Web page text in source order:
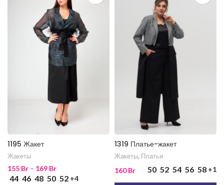
1195 Жакет
Жакеты
155 Br – 169 Br
44 46 48 50 52 +4
1319 Платье-жакет
Жакеты, Платья
160Br 50 52 54 56 58 +1